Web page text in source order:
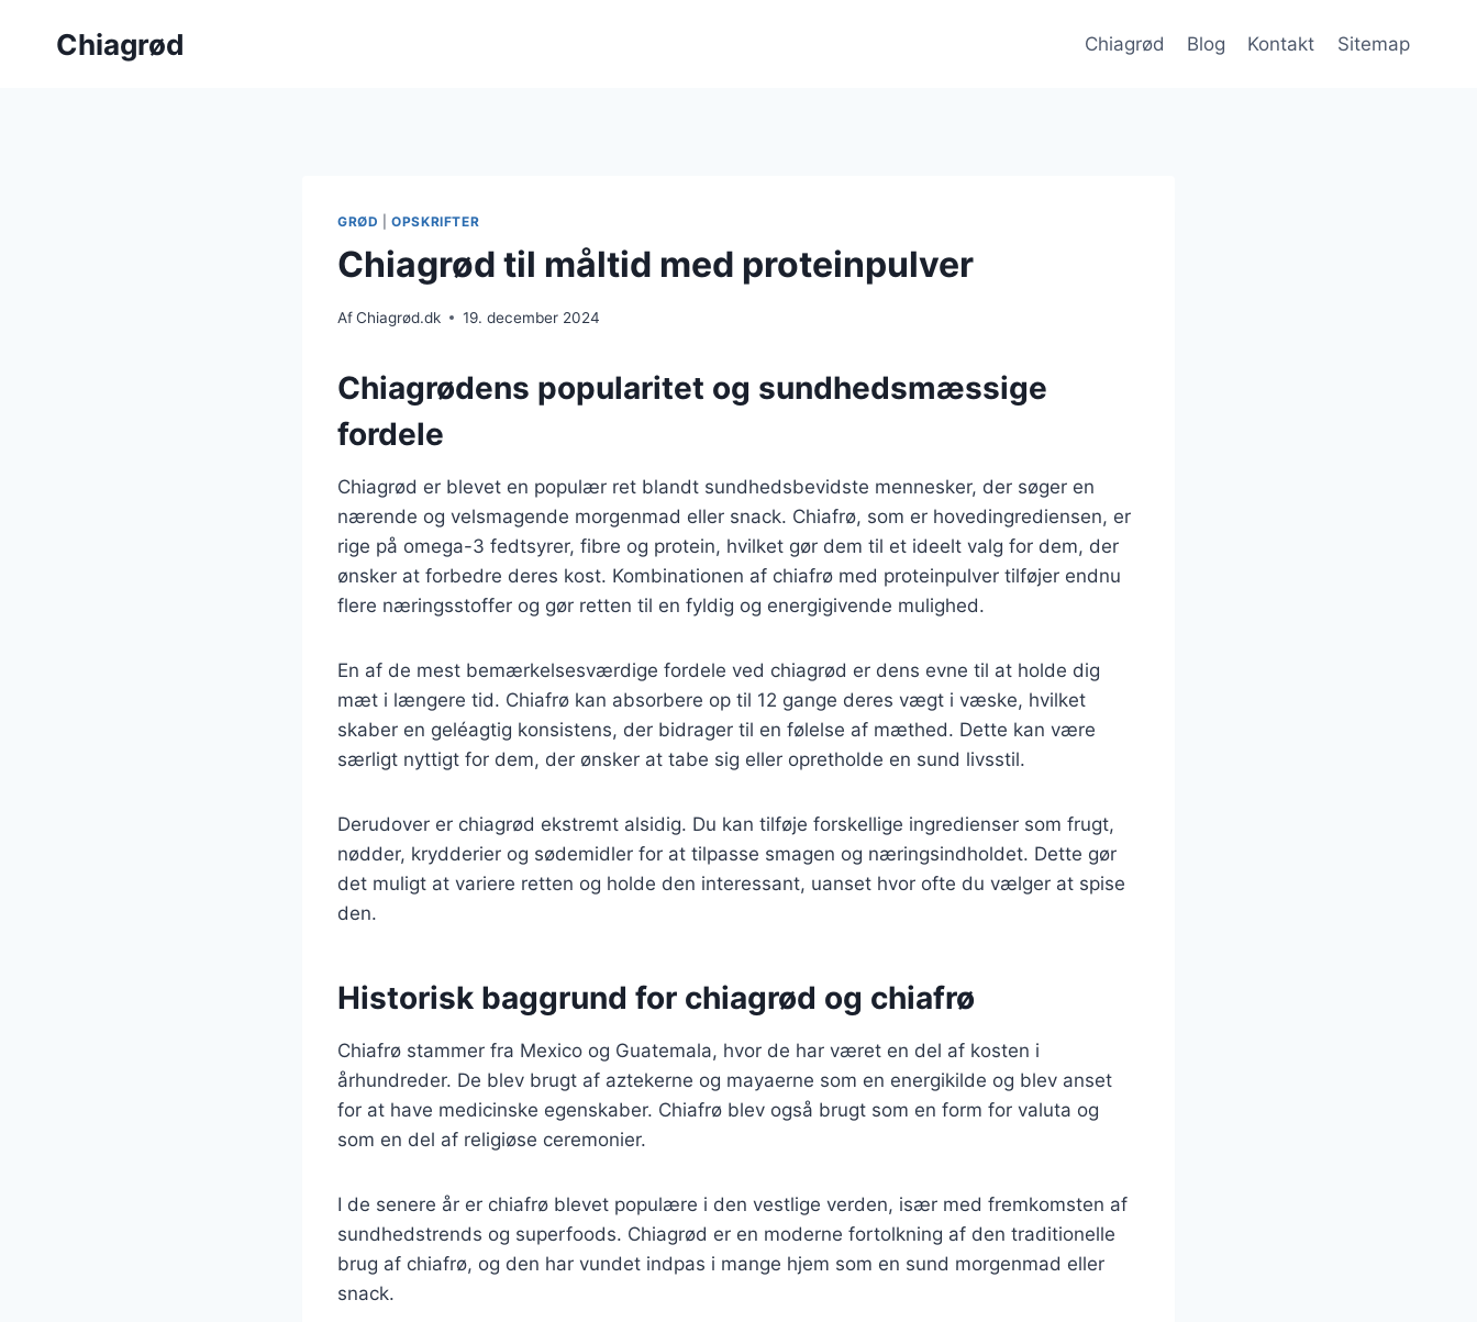
Chiagrød Chiagrød Blog Kontakt Sitemap
GRØD |OPSKRIFTER
Chiagrød til måltid med proteinpulver
AfChiagrød.dk 19. december 2024
Chiagrødens popularitet og sundhedsmæssige
fordele
Chiagrød er blevet en populær ret blandt sundhedsbevidste mennesker, der søger en
nærende og velsmagende morgenmad eller snack. Chiafrø, som er hovedingrediensen, er
rige på omega-3 fedtsyrer, fibre og protein, hvilket gør dem til et ideelt valg for dem, der
ønsker at forbedre deres kost. Kombinationen af chiafrø med proteinpulver tilføjer endnu
flere næringsstoffer og gør retten til en fyldig og energigivende mulighed.
En af de mest bemærkelsesværdige fordele ved chiagrød er dens evne til at holde dig
mæt i længere tid. Chiafrø kan absorbere op til 12 gange deres vægt i væske, hvilket
skaber en geléagtig konsistens, der bidrager til en følelse af mæthed. Dette kan være
særligt nyttigt for dem, der ønsker at tabe sig eller opretholde en sund livsstil.
Derudover er chiagrød ekstremt alsidig. Du kan tilføje forskellige ingredienser som frugt,
nødder, krydderier og sødemidler for at tilpasse smagen og næringsindholdet. Dette gør
det muligt at variere retten og holde den interessant, uanset hvor ofte du vælger at spise
den.
Historisk baggrund for chiagrød og chiafrø
Chiafrø stammer fra Mexico og Guatemala, hvor de har været en del af kosten i
århundreder. De blev brugt af aztekerne og mayaerne som en energikilde og blev anset
for at have medicinske egenskaber. Chiafrø blev også brugt som en form for valuta og
som en del af religiøse ceremonier.
I de senere år er chiafrø blevet populære i den vestlige verden, især med fremkomsten af
sundhedstrends og superfoods. Chiagrød er en moderne fortolkning af den traditionelle
brug af chiafrø, og den har vundet indpas i mange hjem som en sund morgenmad eller
snack.